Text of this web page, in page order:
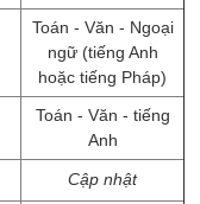
Toán - Văn - Ngoại
ngữ (tiếng Anh
hoặc tiếng Pháp)
Toán - Văn - tiếng
Anh
Cập nhật